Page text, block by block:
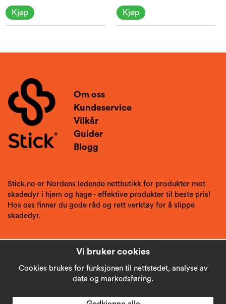
Kjøp Kjøp
Om oss
Kundeservice
Vilkår
Guider
Blogg
Stick.no er Nordens ledende nettbutikk for produkter mot
skadedyr i hjem og hage - effektive produkter til beste pris!
Hos oss finner du gode råd og rett verktøy for å slippe
skadedyr.
Vi bruker cookies
Cookies brukes for funksjonen til nettstedet, analyse av
data og markedsføring.